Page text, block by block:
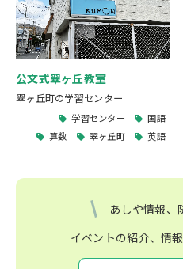
公文式翠ヶ丘教室
翠ヶ丘町の学習センター
学習センター
国語
算数
翠ヶ丘町 英語
あしや情報、
イベントの紹介、情